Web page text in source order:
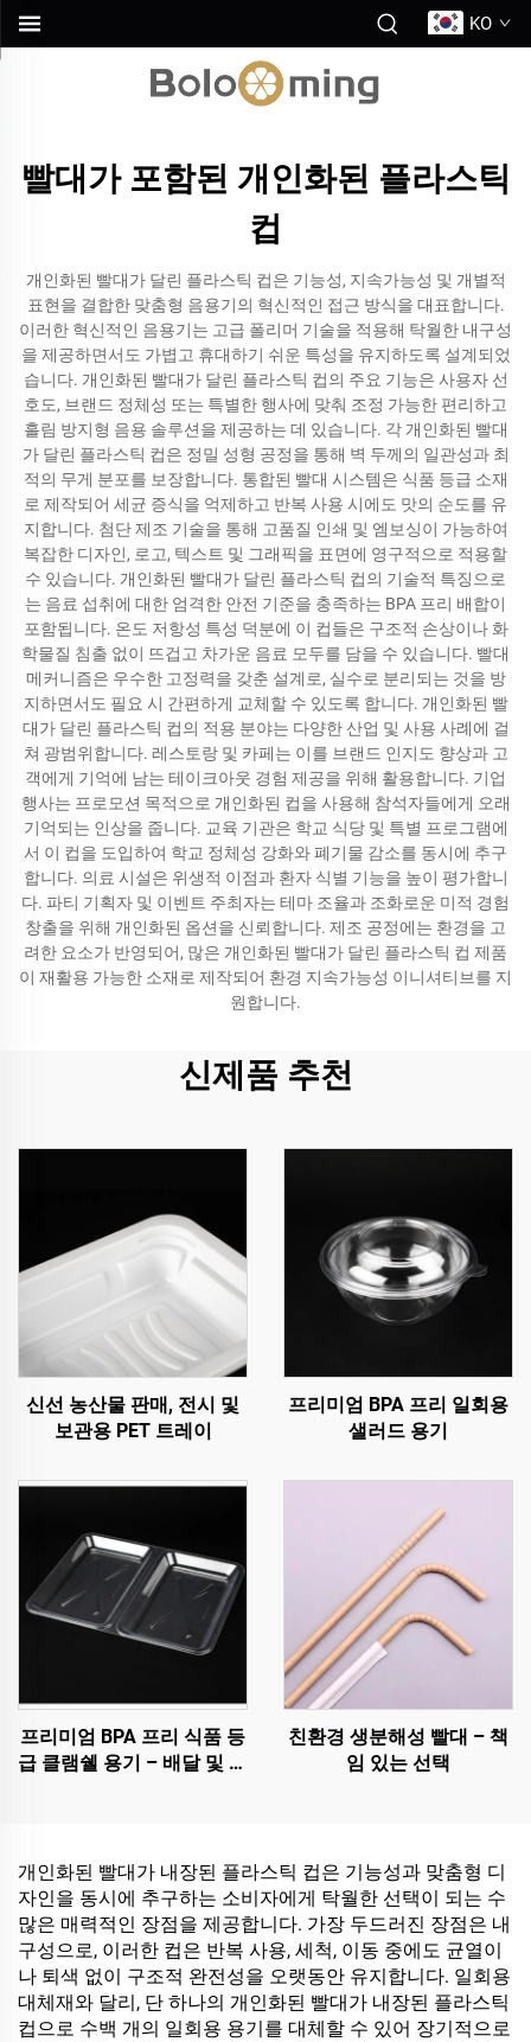
KO
빨대가 포함된 개인화된 플라스틱
컵
개인화된 빨대가 달린 플라스틱 컵은 기능성, 지속가능성 및 개별적
표현을 결합한 맞춤형 음용기의 혁신적인 접근 방식을 대표합니다.
이러한 혁신적인 음용기는 고급 폴리머 기술을 적용해 탁월한 내구성
을 제공하면서도 가볍고 휴대하기 쉬운 특성을 유지하도록 설계되었
습니다. 개인화된 빨대가 달린 플라스틱 컵의 주요 기능은 사용자 선
호도, 브랜드 정체성 또는 특별한 행사에 맞춰 조정 가능한 편리하고
흘림 방지형 음용 솔루션을 제공하는 데 있습니다. 각 개인화된 빨대
가 달린 플라스틱 컵은 정밀 성형 공정을 통해 벽 두께의 일관성과 최
적의 무게 분포를 보장합니다. 통합된 빨대 시스템은 식품 등급 소재
로 제작되어 세균 증식을 억제하고 반복 사용 시에도 맛의 순도를 유
지합니다. 첨단 제조 기술을 통해 고품질 인쇄 및 엠보싱이 가능하여
복잡한 디자인, 로고, 텍스트 및 그래픽을 표면에 영구적으로 적용할
수 있습니다. 개인화된 빨대가 달린 플라스틱 컵의 기술적 특징으로
는 음료 섭취에 대한 엄격한 안전 기준을 충족하는 BPA 프리 배합이
포함됩니다. 온도 저항성 특성 덕분에 이 컵들은 구조적 손상이나 화
학물질 침출 없이 뜨겁고 차가운 음료 모두를 담을 수 있습니다. 빨대
메커니즘은 우수한 고정력을 갖춘 설계로, 실수로 분리되는 것을 방
지하면서도 필요 시 간편하게 교체할 수 있도록 합니다. 개인화된 빨
대가 달린 플라스틱 컵의 적용 분야는 다양한 산업 및 사용 사례에 걸
쳐 광범위합니다. 레스토랑 및 카페는 이를 브랜드 인지도 향상과 고
객에게 기억에 남는 테이크아웃 경험 제공을 위해 활용합니다. 기업
행사는 프로모션 목적으로 개인화된 컵을 사용해 참석자들에게 오래
기억되는 인상을 줍니다. 교육 기관은 학교 식당 및 특별 프로그램에
서 이 컵을 도입하여 학교 정체성 강화와 폐기물 감소를 동시에 추구
합니다. 의료 시설은 위생적 이점과 환자 식별 기능을 높이 평가합니
다. 파티 기획자 및 이벤트 주최자는 테마 조율과 조화로운 미적 경험
창출을 위해 개인화된 옵션을 신뢰합니다. 제조 공정에는 환경을 고
려한 요소가 반영되어, 많은 개인화된 빨대가 달린 플라스틱 컵 제품
이 재활용 가능한 소재로 제작되어 환경 지속가능성 이니셔티브를 지
원합니다.
신제품 추천
신선 농산물 판매, 전시 및
보관용 PET 트레이
프리미엄 BPA 프리 일회용
샐러드 용기
프리미엄 BPA 프리 식품 등
급 클램쉘 용기 – 배달 및 식
친환경 생분해성 빨대 – 책
임 있는 선택
개인화된 빨대가 내장된 플라스틱 컵은 기능성과 맞춤형 디
자인을 동시에 추구하는 소비자에게 탁월한 선택이 되는 수
많은 매력적인 장점을 제공합니다. 가장 두드러진 장점은 내
구성으로, 이러한 컵은 반복 사용, 세척, 이동 중에도 균열이
나 퇴색 없이 구조적 완전성을 오랫동안 유지합니다. 일회용
대체재와 달리, 단 하나의 개인화된 빨대가 내장된 플라스틱
컵으로 수백 개의 일회용 용기를 대체할 수 있어 장기적으로